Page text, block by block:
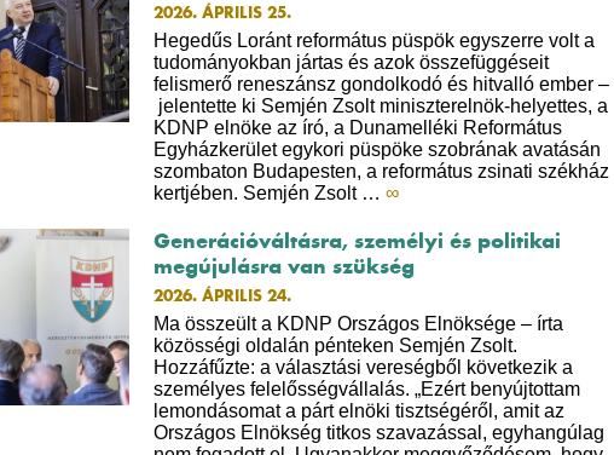
2026. ÁPRILIS 25.
Hegedűs Loránt református püspök egyszerre volt a
tudományokban jártas és azok összefüggéseit
felismerő reneszánsz gondolkodó és hitvalló ember –
jelentette ki Semjén Zsolt miniszterelnök-helyettes, a
KDNP elnöke az író, a Dunamelléki Református
Egyházkerület egykori püspöke szobrának avatásán
szombaton Budapesten, a református zsinati székház
kertjében. Semjén Zsolt … ∞
Generációváltásra, személyi és politikai
megújulásra van szükség
2026. ÁPRILIS 24.
Ma összeült a KDNP Országos Elnöksége – írta
közösségi oldalán pénteken Semjén Zsolt.
Hozzáfűzte: a választási vereségből következik a
személyes felelősségvállalás. „Ezért benyújtottam
lemondásomat a párt elnöki tisztségéről, amit az
Országos Elnökség titkos szavazással, egyhangúlag